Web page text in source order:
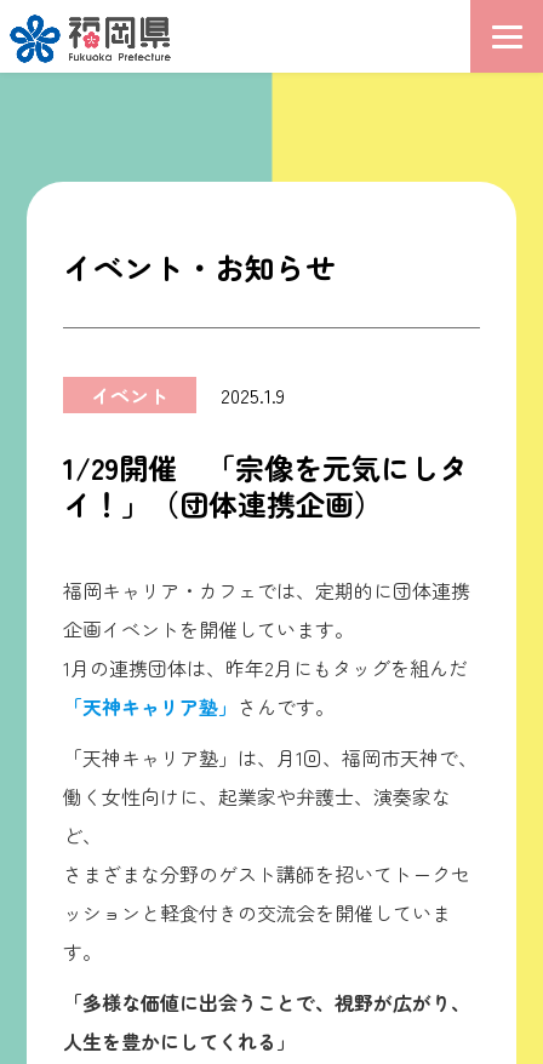
イベント・お知らせ
イベント 2025.1.9
1/29開催 「宗像を元気にしタ
イ！」（団体連携企画）
福岡キャリア・カフェでは、定期的に団体連携
企画イベントを開催しています。
1月の連携団体は、昨年2月にもタッグを組んだ
「天神キャリア塾」 さんです。
「天神キャリア塾」は、月1回、福岡市天神で、
働く女性向けに、起業家や弁護士、演奏家な
ど、
さまざまな分野のゲスト講師を招いてトークセ
ッションと軽食付きの交流会を開催していま
す。
「多様な価値に出会うことで、視野が広がり、
人生を豊かにしてくれる」